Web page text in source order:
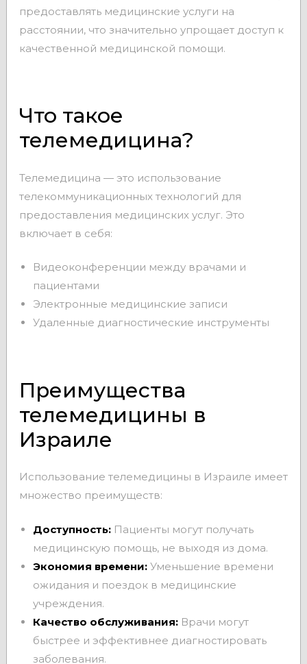
предоставлять медицинские услуги на
расстоянии, что значительно упрощает доступ к
качественной медицинской помощи.
Что такое
телемедицина?
Телемедицина — это использование
телекоммуникационных технологий для
предоставления медицинских услуг. Это
включает в себя:
Видеоконференции между врачами и
пациентами
Электронные медицинские записи
Удаленные диагностические инструменты
Преимущества
телемедицины в
Израиле
Использование телемедицины в Израиле имеет
множество преимуществ:
Доступность:Пациенты могут получать
медицинскую помощь, не выходя из дома.
Экономия времени:Уменьшение времени
ожидания и поездок в медицинские
учреждения.
Качество обслуживания:Врачи могут
быстрее и эффективнее диагностировать
заболевания.